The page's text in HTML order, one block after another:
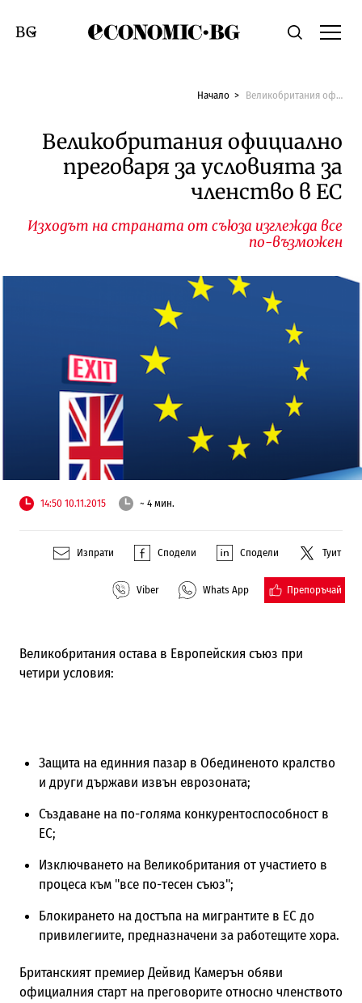
Economic.bgТърсене
Смяна на език
Начало Великобритания официално преговаря за условията за членство в ЕС
Великобритания официално
преговаря за условията за
членство в ЕС
Изходът на страната от съюза изглежда все
по-възможен
14:50 10.11.2015 ~ 4 мин.
Изпрати Сподели Сподели Туит
Viber Whats App Препоръчай
Великобритания остава в Европейския съюз при
четири условия:
Защита на единния пазар в Обединеното кралство
и други държави извън еврозоната;
Създаване на по-голяма конкурентоспособност в
ЕС;
Изключването на Великобритания от участието в
процеса към "все по-тесен съюз";
Блокирането на достъпа на мигрантите в ЕС до
привилегиите, предназначени за работещите хора.
Британският премиер Дейвид Камерън обяви
официалния старт на преговорите относно членството